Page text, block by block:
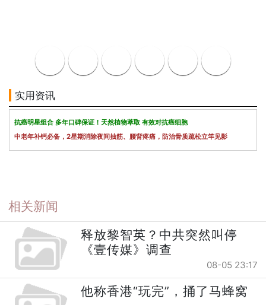
实用资讯
抗癌明星组合 多年口碑保证！天然植物萃取 有效对抗癌细胞
中老年补钙必备，2星期消除夜间抽筋、腰背疼痛，防治骨质疏松立竿见影
相关新闻
释放黎智英？中共突然叫停
《壹传媒》调查
08-05 23:17
他称香港“玩完”，捅了马蜂窝